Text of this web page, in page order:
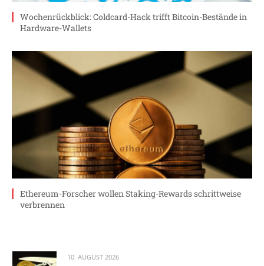
Wochenrückblick: Coldcard-Hack trifft Bitcoin-Bestände in
Hardware-Wallets
Ethereum-Forscher wollen Staking-Rewards schrittweise
verbrennen
10. AUGUST 2026